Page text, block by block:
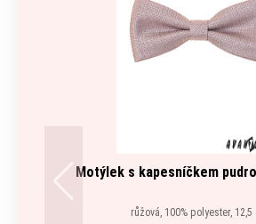
Motýlek s kapesníčkem
růžová, 100% polyester, 12,5